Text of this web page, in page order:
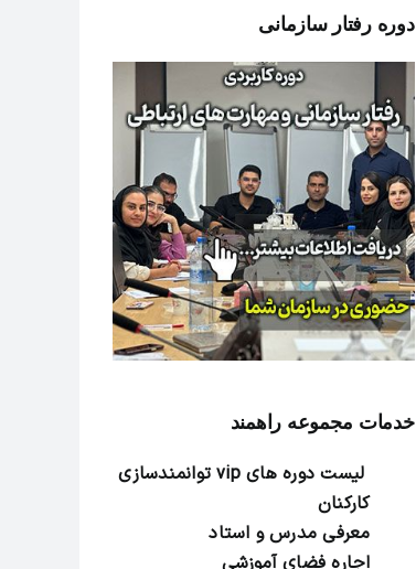
دوره رفتار سازمانی
خدمات مجموعه راهمند
لیست دوره های vip توانمندسازی
کارکنان
معرفی مدرس و استاد
اجاره فضای آموزشی